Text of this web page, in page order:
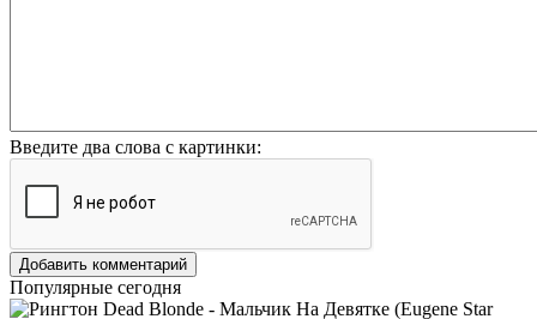
Введите два слова с картинки:
Добавить комментарий
Популярные сегодня